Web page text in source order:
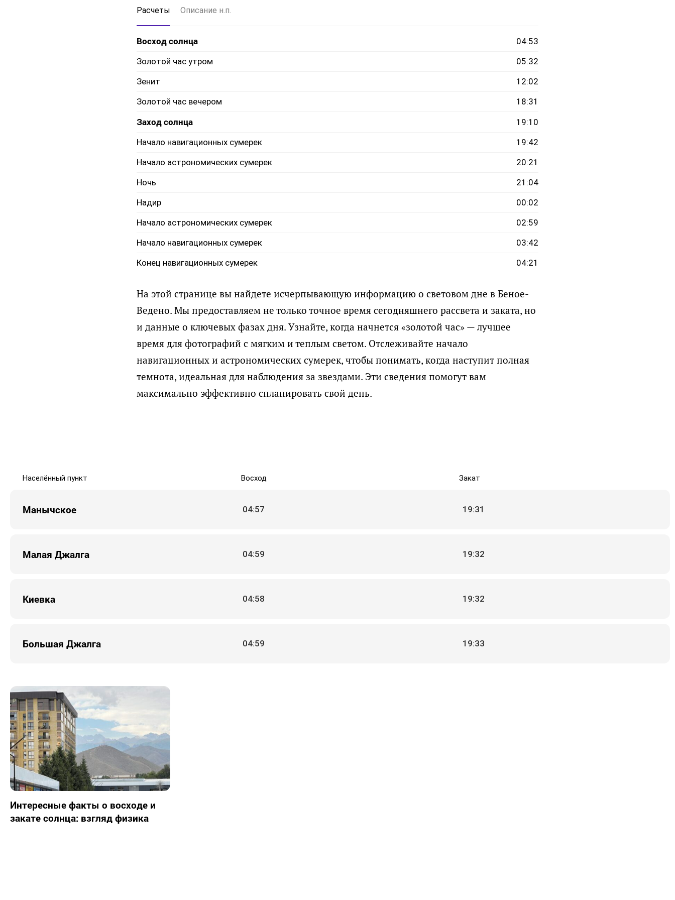
Расчеты Описание н.п.
Восход солнца 04:53
Золотой час утром
05:32
Зенит
12:02
Золотой час вечером
18:31
Заход солнца 19:10
Начало навигационных сумерек
19:42
Начало астрономических сумерек
20:21
Ночь
21:04
Надир
00:02
Начало астрономических сумерек
02:59
Начало навигационных сумерек
03:42
Конец навигационных сумерек
04:21
На этой странице вы найдете исчерпывающую информацию о световом дне в Беное-
Ведено. Мы предоставляем не только точное время сегодняшнего рассвета и заката, но
и данные о ключевых фазах дня. Узнайте, когда начнется «золотой час» — лучшее
время для фотографий с мягким и теплым светом. Отслеживайте начало
навигационных и астрономических сумерек, чтобы понимать, когда наступит полная
темнота, идеальная для наблюдения за звездами. Эти сведения помогут вам
максимально эффективно спланировать свой день.
Населённый пункт Восход Закат
Манычское 04:57 19:31
Малая Джалга 04:59 19:32
Киевка 04:58 19:32
Большая Джалга 04:59 19:33
Интересные факты о восходе и
закате солнца: взгляд физика